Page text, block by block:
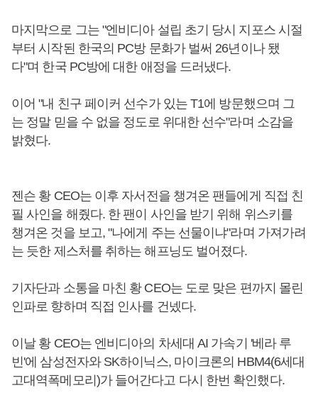
마지막으로 그는 "엔비디아 설립 초기 당시 지포스 시절
부터 시작된 한국의 PC방 문화가 벌써 26년이나 됐
다"며 한국 PC방에 대한 애정을 드러냈다.
이어 "내 친구 페이커 선수가 있는 T1에 방문했으며 그
는 정말 믿을 수 없을 정도로 위대한 선수"라며 소감을
밝혔다.
젠슨 황 CEO는 이후 자서전을 챙겨온 팬들에게 직접 친
필 사인을 해줬다. 한 팬이 사인을 받기 위해 위스키를
챙겨온 것을 보고, "나에게 주는 선물이냐"라며 가져가려
는 듯한 제스처를 취하는 해프닝도 벌어졌다.
기자단과 소통을 마친 황 CEO는 도로 맞은 편까지 몰린
인파로 향하며 직접 인사를 건넸다.
이날 황 CEO는 엔비디아의 차세대 AI 가속기 '베라 루
빈'에 삼성전자와 SK하이닉스, 마이크론의 HBM4(6세대
고대역폭메모리)가 들어간다고 다시 한번 확인했다.